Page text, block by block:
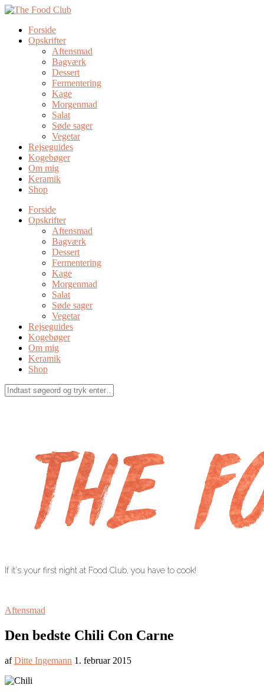
Forside
Opskrifter
Aftensmad
Bagværk
Dessert
Fermentering
Kage
Morgenmad
Salat
Søde sager
Vegetar
Rejseguides
Kogebøger
Om mig
Keramik
Shop
Forside
Opskrifter
Aftensmad
Bagværk
Dessert
Fermentering
Kage
Morgenmad
Salat
Søde sager
Vegetar
Rejseguides
Kogebøger
Om mig
Keramik
Shop
If it's your first night at Food Club, you have to cook!
Aftensmad
Den bedste Chili Con Carne
afDitte Ingemann 1. februar 2015